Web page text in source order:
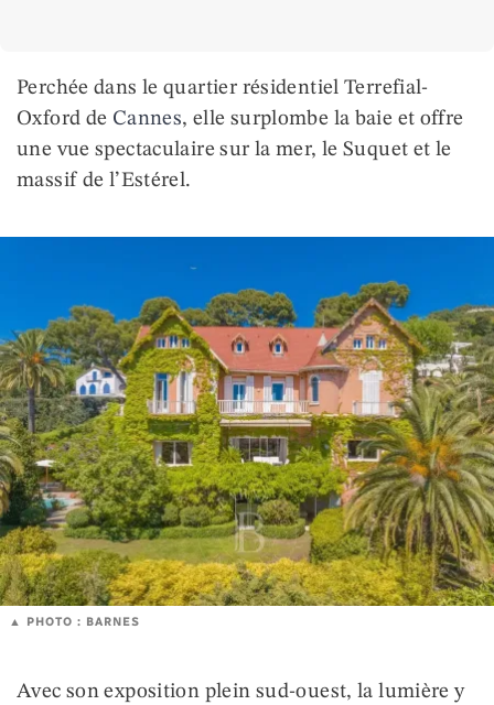
Perchée dans le quartier résidentiel Terrefial-
Oxford de Cannes, elle surplombe la baie et offre
une vue spectaculaire sur la mer, le Suquet et le
massif de l’Estérel.
PHOTO : BARNES
Avec son exposition plein sud-ouest, la lumière y